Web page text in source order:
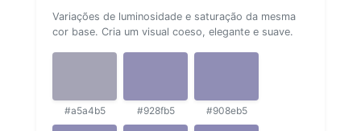
Variações de luminosidade e saturação da mesma
cor base. Cria um visual coeso, elegante e suave.
#a5a4b5 #928fb5 #908eb5